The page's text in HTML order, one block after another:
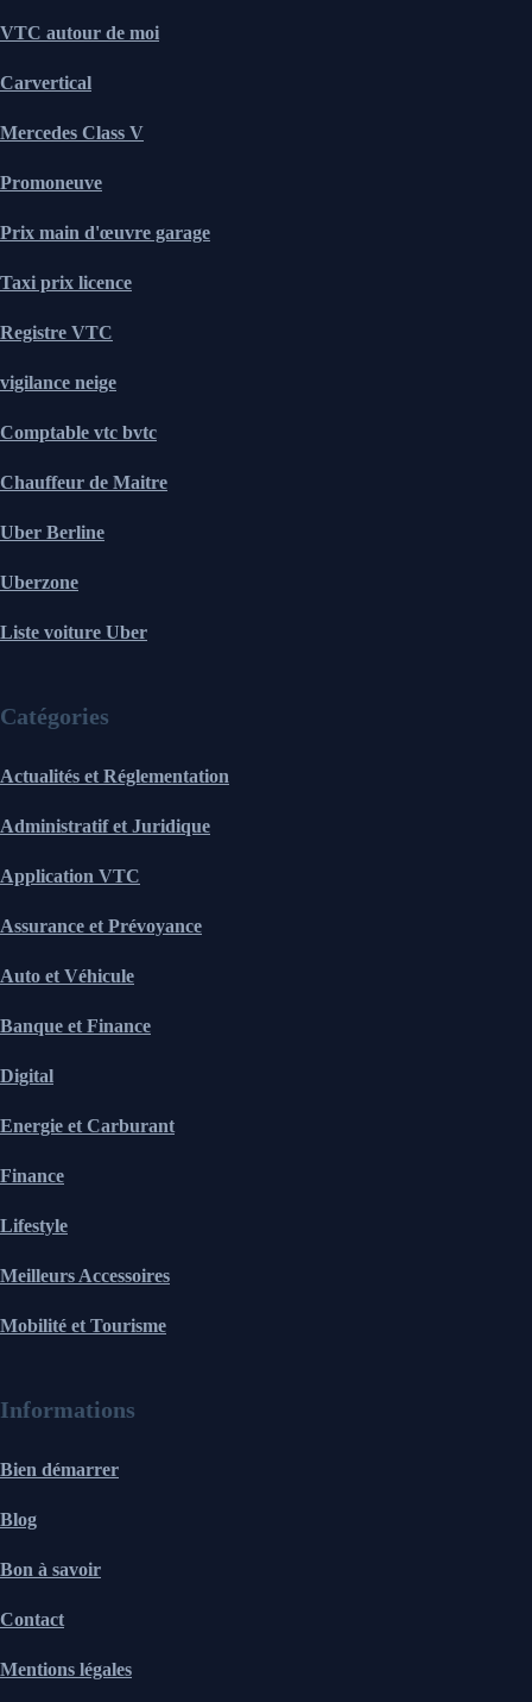
VTC autour de moi
Carvertical
Mercedes Class V
Promoneuve
Prix main d'œuvre garage
Taxi prix licence
Registre VTC
vigilance neige
Comptable vtc bvtc
Chauffeur de Maitre
Uber Berline
Uberzone
Liste voiture Uber
Catégories
Actualités et Réglementation
Administratif et Juridique
Application VTC
Assurance et Prévoyance
Auto et Véhicule
Banque et Finance
Digital
Energie et Carburant
Finance
Lifestyle
Meilleurs Accessoires
Mobilité et Tourisme
Informations
Bien démarrer
Blog
Bon à savoir
Contact
Mentions légales